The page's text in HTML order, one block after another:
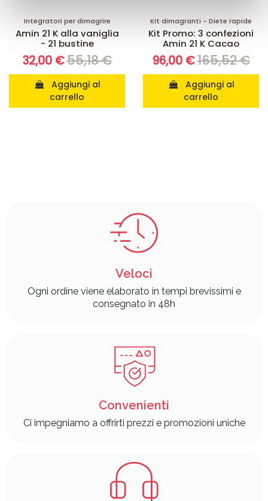
raccolto dal suo utilizzo dei loro servizi.
Integratori per dimagrire
Amin 21 K alla vaniglia
- 21 bustine
32,00 €55,18 €
carrello
Kit dimagranti - Diete rapide
Kit Promo: 3 confezioni
Amin 21 K Cacao
96,00 €165,52 €
carrello
Veloci
Ogni ordine viene elaborato in tempi brevissimi e
consegnato in 48h
Convenienti
Ci impegniamo a offrirti prezzi e promozioni uniche